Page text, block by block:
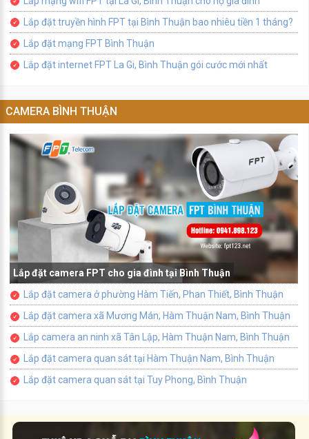
Lắp đặt truyền hình FPT tại Bình Thuận bao nhiêu tiền 1 tháng?
Lắp đặt mạng FPT Bình Thuận
Lắp đặt internet FPT La Gi, Bình Thuận gói cước mới nhất
CAMERA BÌNH THUẬN
Lắp đặt camera FPT cho gia đình tại Bình Thuận
Lắp đặt camera ở phường Hàm Tiến, Phan Thiết, Bình Thuận
Lắp đặt camera xã Mương Mán, Hàm Thuận Nam, Bình Thuận
Lắp camera an ninh xã Tân Lập, Hàm Thuận Nam, Bình Thuận
Lắp đặt camera quan sát tại Hàm Thuận Nam, Bình Thuận
Lắp đặt camera quan sát tại Tuy Phong, Bình Thuận